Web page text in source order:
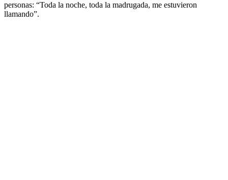
personas: “Toda la noche, toda la madrugada, me estuvieron
llamando”.